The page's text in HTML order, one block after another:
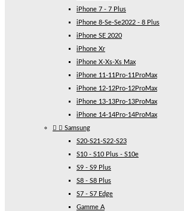
iPhone 7 - 7 Plus
iPhone 8-Se-Se2022 - 8 Plus
iPhone SE 2020
iPhone Xr
iPhone X-Xs-Xs Max
iPhone 11-11Pro-11ProMax
iPhone 12-12Pro-12ProMax
iPhone 13-13Pro-13ProMax
iPhone 14-14Pro-14ProMax
  Samsung
S20-S21-S22-S23
S10 - S10 Plus - S10e
S9 - S9 Plus
S8 - S8 Plus
S7 - S7 Edge
Gamme A